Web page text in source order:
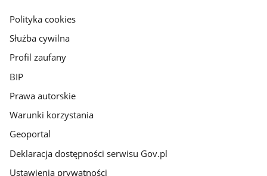
gov.pl
Polityka cookies
Służba cywilna
Profil zaufany
BIP
Prawa autorskie
Warunki korzystania
Geoportal
Deklaracja dostępności serwisu Gov.pl
Ustawienia prywatności